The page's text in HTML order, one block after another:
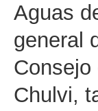
Aguas
general
Chulvi,